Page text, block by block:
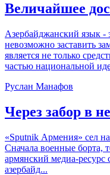
Величайшее
Азербайджанский язык -
невозможно заставить
является не только
частью национальной
Руслан Манафов
Через забор в
«Sputnik Армения» сел
Сначала военные борта,
армянский медиа-ресурс
азербайд...